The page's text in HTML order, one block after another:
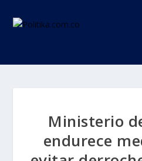
Ministerio
endurece